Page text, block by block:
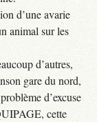
d’une avarie
animal sur les
d’autres,
gare du nord,
d’excuse
cette